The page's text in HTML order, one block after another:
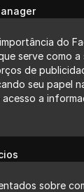
do
serve como
de
seu papel
a
sobre